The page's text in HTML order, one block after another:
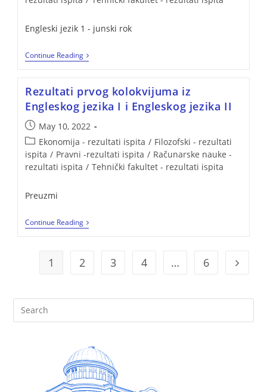
Engleski jezik 1 - junski rok
Continue Reading
Rezultati prvog kolokvijuma iz
Engleskog jezika I i Engleskog jezika II
May 10, 2022
Ekonomija - rezultati ispita / Filozofski - rezultati
ispita / Pravni -rezultati ispita / Računarske nauke -
rezultati ispita / Tehnički fakultet - rezultati ispita
Preuzmi
Continue Reading
1 2 3 4 … 6